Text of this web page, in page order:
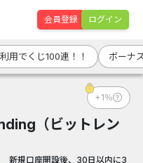
会員登録 ログイン
用でくじ100連！！ ボーナ
+1％
（ビットレン
新規口座開設後、30日以内に3